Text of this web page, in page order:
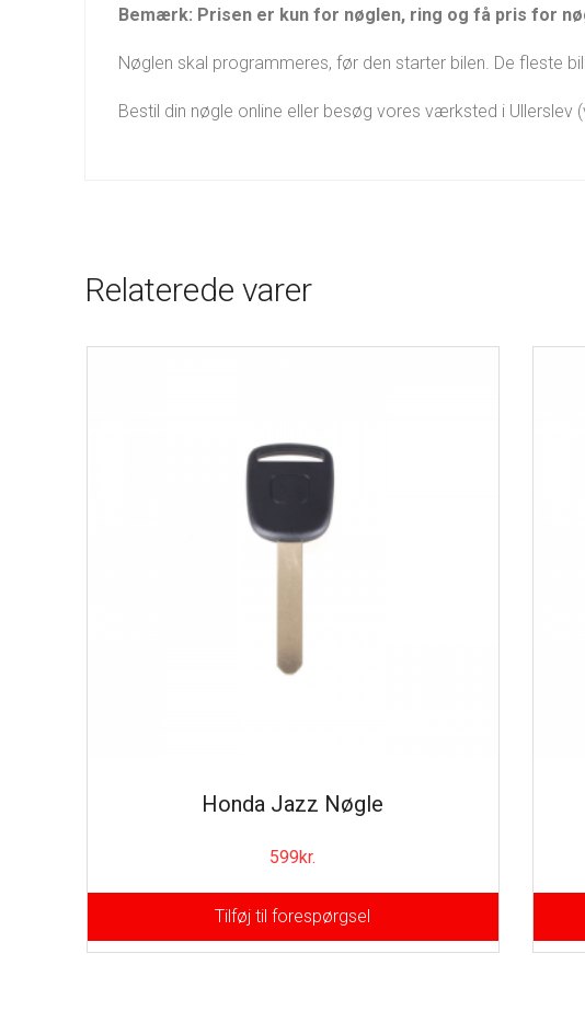
Bemærk: Prisen er kun for nøglen, ring og få pris for
Nøglen skal programmeres, før den starter bilen. De fleste
Bestil din nøgle online eller besøg vores værksted i
Relaterede varer
Honda Jazz Nøgle
599kr.
Tilføj til forespørgsel